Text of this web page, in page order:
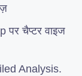
पर चैप्टर वाइज
Analysis.